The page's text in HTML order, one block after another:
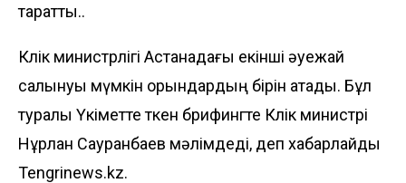
таратты..
Көлік министрлігі Астанадағы екінші әуежай
салынуы мүмкін орындардың бірін атады. Бұл
туралы Үкіметте өткен брифингте Көлік министрі
Нұрлан Сауранбаев мәлімдеді, деп хабарлайды
Tengrinews.kz.